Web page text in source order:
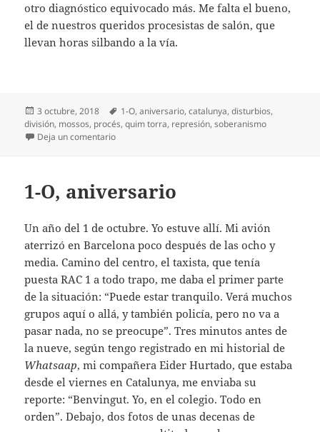
otro diagnóstico equivocado más. Me falta el bueno,
el de nuestros queridos procesistas de salón, que
llevan horas silbando a la vía.
Publicado
el
3 octubre, 2018 Etiquetas
1-O,aniversario,catalunya,disturbios,
división, mossos, procés,quim torra, represión,soberanismo
Deja un comentarioen Otra vez las porras
1-O, aniversario
Un año del 1 de octubre. Yo estuve allí. Mi avión
aterrizó en Barcelona poco después de las ocho y
media. Camino del centro, el taxista, que tenía
puesta RAC 1 a todo trapo, me daba el primer parte
de la situación: “Puede estar tranquilo. Verá muchos
grupos aquí o allá, y también policía, pero no va a
pasar nada, no se preocupe”. Tres minutos antes de
la nueve, según tengo registrado en mi historial de
Whatsaap, mi compañera Eider Hurtado, que estaba
desde el viernes en Catalunya, me enviaba su
reporte: “Benvingut. Yo, en el colegio. Todo en
orden”. Debajo, dos fotos de unas decenas de